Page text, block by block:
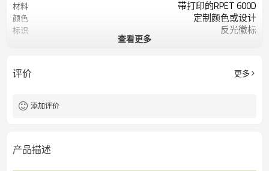
材料 带打印的RPET 600D
颜色 定制颜色或设计
标识 反光徽标
查看更多
评价 更多
添加评价
产品描述